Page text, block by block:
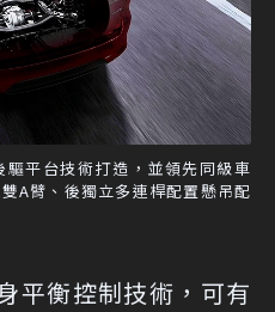
平台技術打造，並領先同級車
A臂、後獨立多連桿配置懸吊配
平衡控制技術，可有